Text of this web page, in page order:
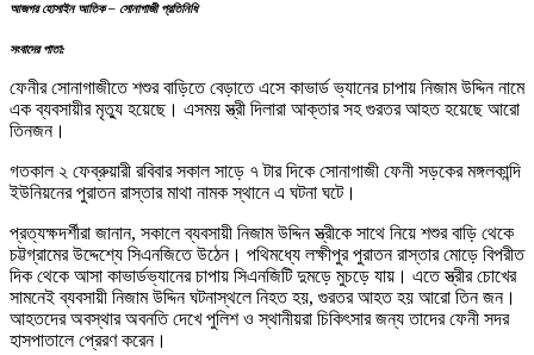
আজগর হোসাইন আতিক – সোনাগাজী প্রতিনিধি
সংবাদের পাতা:
ফেনীর সোনাগাজীতে শশুর বাড়িতে বেড়াতে এসে কাভার্ড ভ্যানের চাপায় নিজাম উদ্দিন নামে
এক ব্যবসায়ীর মৃত্যু হয়েছে। এসময় স্ত্রী দিলারা আক্তার সহ গুরতর আহত হয়েছে আরো
তিনজন।
গতকাল ২ ফেব্রুয়ারী রবিবার সকাল সাড়ে ৭ টার দিকে সোনাগাজী ফেনী সড়কের মঙ্গলকান্দি
ইউনিয়নের পুরাতন রাস্তার মাথা নামক স্থানে এ ঘটনা ঘটে।
প্রত্যক্ষদর্শীরা জানান, সকালে ব্যবসায়ী নিজাম উদ্দিন স্ত্রীকে সাথে নিয়ে শশুর বাড়ি থেকে
চট্টগ্রামের উদ্দেশ্যে সিএনজিতে উঠেন। পথিমধ্যে লক্ষীপুর পুরাতন রাস্তার মোড়ে বিপরীত
দিক থেকে আসা কাভার্ডভ্যানের চাপায় সিএনজিটি দুমড়ে মুচড়ে যায়। এতে স্ত্রীর চোখের
সামনেই ব্যবসায়ী নিজাম উদ্দিন ঘটনাস্থলে নিহত হয়, গুরতর আহত হয় আরো তিন জন।
আহতদের অবস্থার অবনতি দেখে পুলিশ ও স্থানীয়রা চিকিৎসার জন্য তাদের ফেনী সদর
হাসপাতালে প্রেরণ করেন।